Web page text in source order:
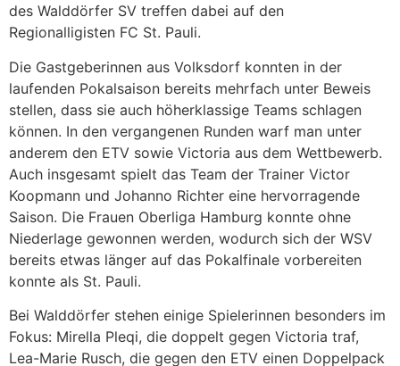
des Walddörfer SV treffen dabei auf den
Regionalligisten FC St. Pauli.
Die Gastgeberinnen aus Volksdorf konnten in der
laufenden Pokalsaison bereits mehrfach unter Beweis
stellen, dass sie auch höherklassige Teams schlagen
können. In den vergangenen Runden warf man unter
anderem den ETV sowie Victoria aus dem Wettbewerb.
Auch insgesamt spielt das Team der Trainer Victor
Koopmann und Johanno Richter eine hervorragende
Saison. Die Frauen Oberliga Hamburg konnte ohne
Niederlage gewonnen werden, wodurch sich der WSV
bereits etwas länger auf das Pokalfinale vorbereiten
konnte als St. Pauli.
Bei Walddörfer stehen einige Spielerinnen besonders im
Fokus: Mirella Pleqi, die doppelt gegen Victoria traf,
Lea-Marie Rusch, die gegen den ETV einen Doppelpack